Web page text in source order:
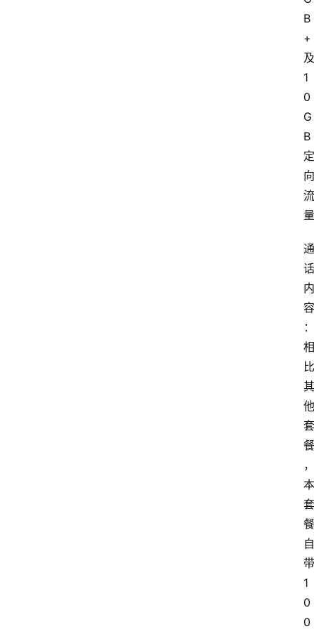
B
+
及
1
0
G
B
定
向
流
量
通
话
内
容
：
相
比
其
他
套
餐
，
本
套
餐
自
带
1
0
0